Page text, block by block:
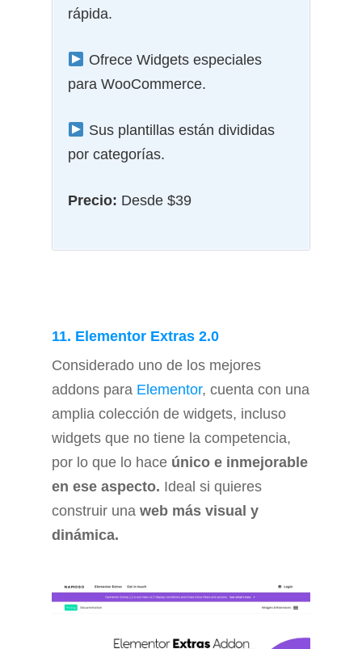
rápida.
Ofrece Widgets especiales
para WooCommerce.
Sus plantillas están divididas
por categorías.
Precio: Desde $39
11. Elementor Extras 2.0
Considerado uno de los mejores
addons para Elementor, cuenta con una
amplia colección de widgets, incluso
widgets que no tiene la competencia,
por lo que lo hace único e inmejorable
en ese aspecto. Ideal si quieres
construir una web más visual y
dinámica.